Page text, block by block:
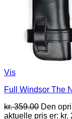
Vis
Full Windsor The
kr.359.00 Den
aktuelle pris er: kr.